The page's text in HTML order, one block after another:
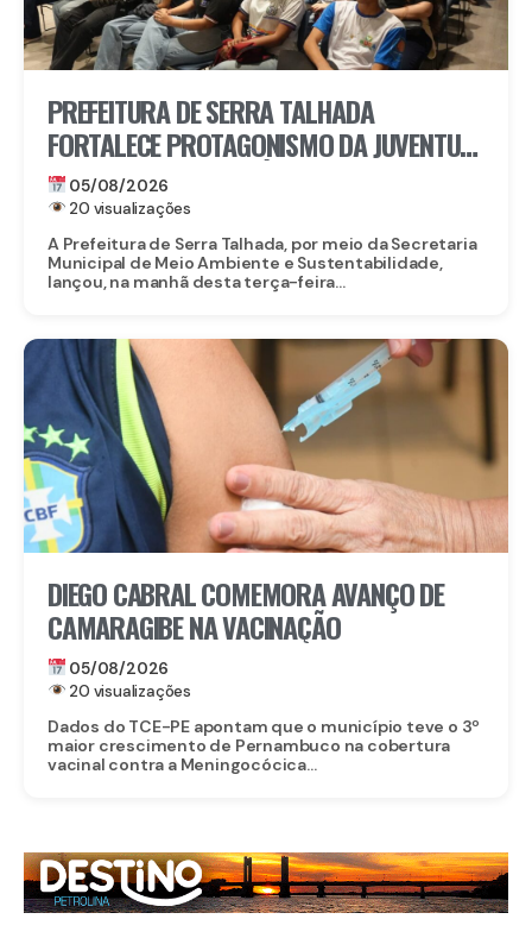
PREFEITURA DE SERRA TALHADA
FORTALECE PROTAGONISMO DA JUVENTUDE
NO ENFRENTAMENTO ÀS MUDANÇAS
CLIMÁTICAS
05/08/2026
20 visualizações
A Prefeitura de Serra Talhada, por meio da Secretaria
Municipal de Meio Ambiente e Sustentabilidade,
lançou, na manhã desta terça-feira...
DIEGO CABRAL COMEMORA AVANÇO DE
CAMARAGIBE NA VACINAÇÃO
05/08/2026
20 visualizações
Dados do TCE-PE apontam que o município teve o 3º
maior crescimento de Pernambuco na cobertura
vacinal contra a Meningocócica...